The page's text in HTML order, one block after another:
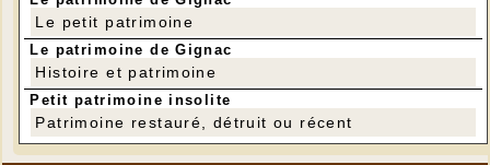
Le petit patrimoine
Le patrimoine de Gignac
Histoire et patrimoine
Petit patrimoine insolite
Patrimoine restauré, détruit ou récent